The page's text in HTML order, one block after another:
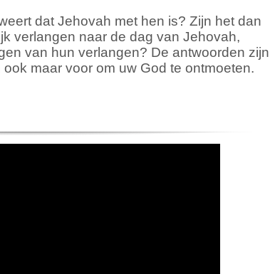
dat Jehovah met hen is? Zijn het dan
verlangen naar de dag van Jehovah,
van hun verlangen? De antwoorden zijn
maar voor om uw God te ontmoeten.